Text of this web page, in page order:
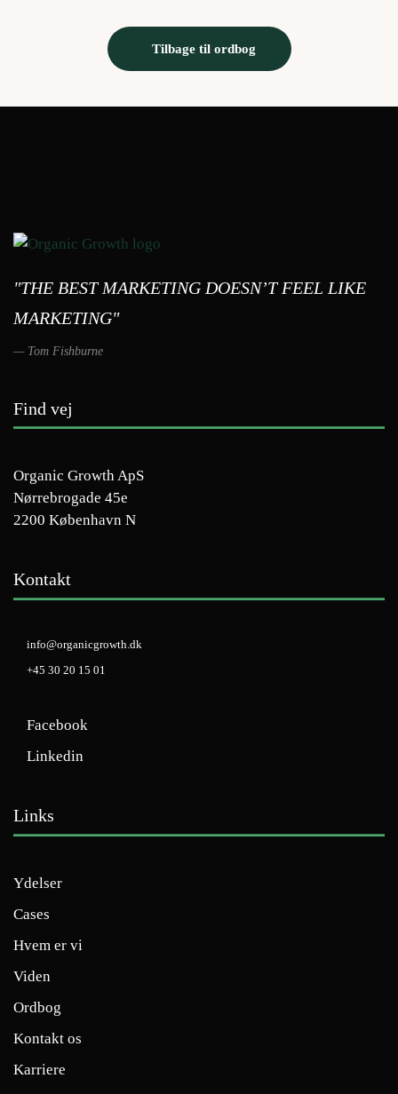
Tilbage til ordbog
"THE BEST MARKETING DOESN’T FEEL LIKE
MARKETING"
Tom Fishburne
Find vej
Organic Growth ApS
Nørrebrogade 45e
2200 København N
Kontakt
info@organicgrowth.dk
+45 30 20 15 01
Facebook
Linkedin
Links
Ydelser
Cases
Hvem er vi
Viden
Ordbog
Kontakt os
Karriere